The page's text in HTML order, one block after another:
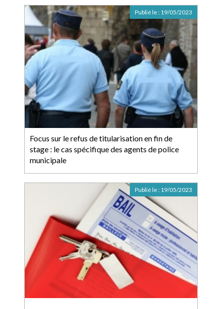
Focus sur le refus de titularisation en fin de
stage : le cas spécifique des agents de police
municipale
Publié le : 19/05/2023
Publié le : 19/05/2023